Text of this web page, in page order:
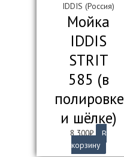
IDDIS (Россия)
Мойка
IDDIS
STRIT
585 (в
полировке
и шёлке)
8 300₽
В
корзину